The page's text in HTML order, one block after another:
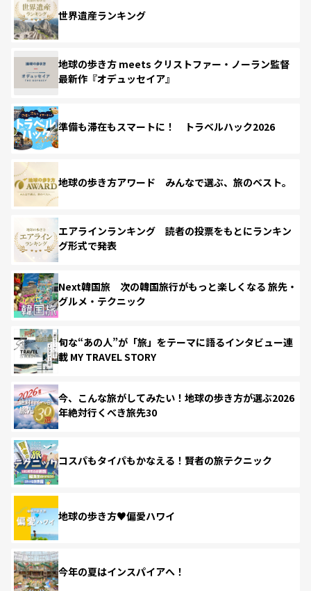
世界遺産ランキング
地球の歩き方 meets クリストファー・ノーラン監督
最新作『オデュッセイア』
準備も滞在もスマートに！ トラベルハック2026
地球の歩き方アワード みんなで選ぶ、旅のベスト。
エアラインランキング 読者の投票をもとにランキン
グ形式で発表
Next韓国旅 次の韓国旅行がもっと楽しくなる 旅先・
グルメ・テクニック
旬な“あの人”が「旅」をテーマに語るインタビュー連
載 MY TRAVEL STORY
今、こんな旅がしてみたい！地球の歩き方が選ぶ2026
年絶対行くべき旅先30
コスパもタイパもかなえる！賢者の旅テクニック
地球の歩き方♥偏愛ハワイ
今年の夏はインスパイアへ！